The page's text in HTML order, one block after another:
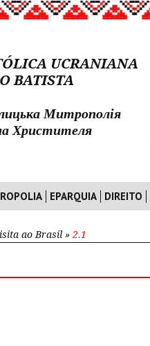
UCRANIANA
BATISTA
Митрополія
Христителя
EPARQUIA DIREITO
ao Brasil » 2.1